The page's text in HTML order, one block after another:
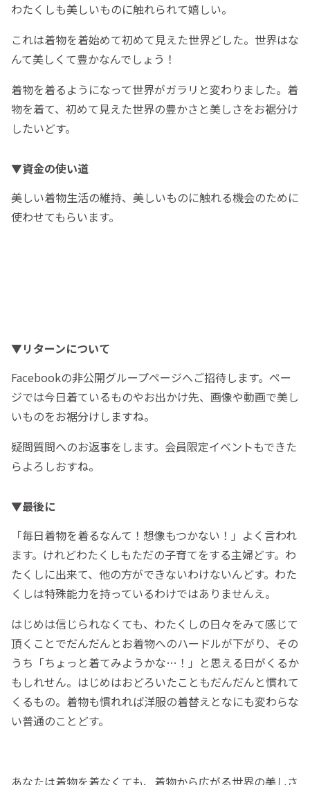
わたくしも美しいものに触れられて嬉しい。
これは着物を着始めて初めて見えた世界どした。世界はな
んて美しくて豊かなんでしょう！
着物を着るようになって世界がガラリと変わりました。着
物を着て、初めて見えた世界の豊かさと美しさをお裾分け
したいどす。
▼資金の使い道
美しい着物生活の維持、美しいものに触れる機会のために
使わせてもらいます。
▼リターンについて
Facebookの非公開グループページへご招待します。ペー
ジでは今日着ているものやお出かけ先、画像や動画で美し
いものをお裾分けしますね。
疑問質問へのお返事をします。会員限定イベントもできた
らよろしおすね。
▼最後に
「毎日着物を着るなんて！想像もつかない！」よく言われ
ます。けれどわたくしもただの子育てをする主婦どす。わ
たくしに出来て、他の方ができないわけないんどす。わた
くしは特殊能力を持っているわけではありませんえ。
はじめは信じられなくても、わたくしの日々をみて感じて
頂くことでだんだんとお着物へのハードルが下がり、その
うち「ちょっと着てみようかな…！」と思える日がくるか
もしれせん。はじめはおどろいたこともだんだんと慣れて
くるもの。着物も慣れれば洋服の着替えとなにも変わらな
い普通のことどす。
あなたは着物を着なくても、着物から広がる世界の美しさ